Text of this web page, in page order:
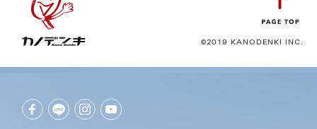
©2019 KANODENKI INC.